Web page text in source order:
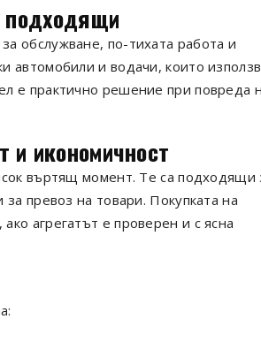
подходящи
обслужване, по-тихата работа и
автомобили и водачи, които
е практично решение при повреда
и икономичност
въртящ момент. Те са подходящи
превоз на товари. Покупката на
агрегатът е проверен и с ясна